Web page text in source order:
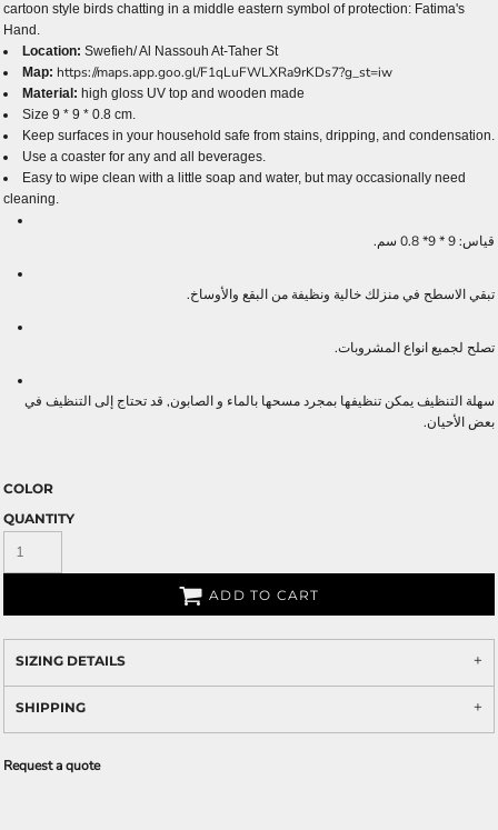
cartoon style birds chatting in a middle eastern symbol of protection: Fatima's
Hand.
Location: Swefieh/ Al Nassouh At-Taher St
Map: https://maps.app.goo.gl/F1qLuFWLXRa9rKDs7?g_st=iw
Material: high gloss UV top and wooden made
Size 9 * 9 * 0.8 cm.
Keep surfaces in your household safe from stains, dripping, and condensation.
Use a coaster for any and all beverages.
Easy to wipe clean with a little soap and water, but may occasionally need
cleaning.
قياس: 9 * 9* 0.8 سم.
تبقي الاسطح في منزلك خالية ونظيفة من البقع والأوساخ.
تصلح لجميع انواع المشروبات.
سهلة التنظيف يمكن تنظيفها بمجرد مسحها بالماء و الصابون, قد تحتاج إلى التنظيف في
بعض الأحيان.
COLOR
QUANTITY
ADD TO CART
SIZING DETAILS
SHIPPING
Request a quote